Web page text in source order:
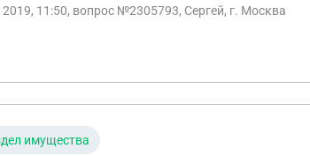
11:50, вопрос №2305793, Сергей, г. Москва
имущества